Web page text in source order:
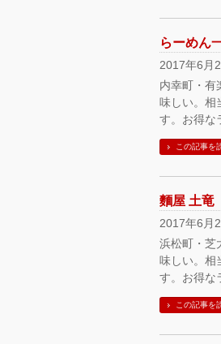
らーめん
2017年6月
内幸町・
味しい。相
す。お得な
この記事を
麵屋 土竜
2017年6月
浜松町・芝
味しい。相
す。お得な
この記事を